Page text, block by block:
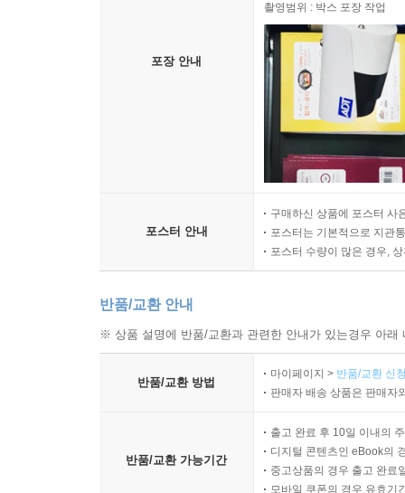
포장 안내
촬영범위 : 박스 포장 작업
포스터 안내
구매하신 상품에 포스터 사
포스터는 기본적으로 지관
포스터 수량이 많은 경우,
반품/교환 안내
※ 상품 설명에 반품/교환과 관련한 안내가 있는경우 아
반품/교환 방법
마이페이지 > 반품/교환 신
판매자 배송 상품은 판매자
반품/교환 가능기간
출고 완료 후 10일 이내의
디지털 콘텐츠인 eBook의
중고상품의 경우 출고 완료
모바일 쿠폰의 경우 유효기